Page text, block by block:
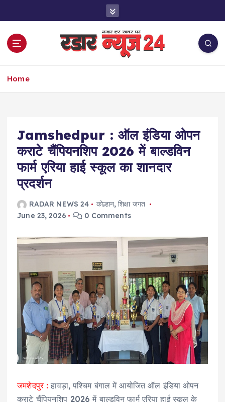
Home
Jamshedpur : ऑल इंडिया ओपन
कराटे चैंपियनशिप 2026 में बाल्डविन
फार्म एरिया हाई स्कूल का शानदार
प्रदर्शन
RADAR NEWS 24 कोल्हान,शिक्षा जगत
June 23, 2026
0 Comments
जमशेदपुर : हावड़ा, पश्चिम बंगाल में आयोजित ऑल इंडिया ओपन
कराटे चैंपियनशिप 2026 में बाल्डविन फार्म एरिया हाई स्कूल के